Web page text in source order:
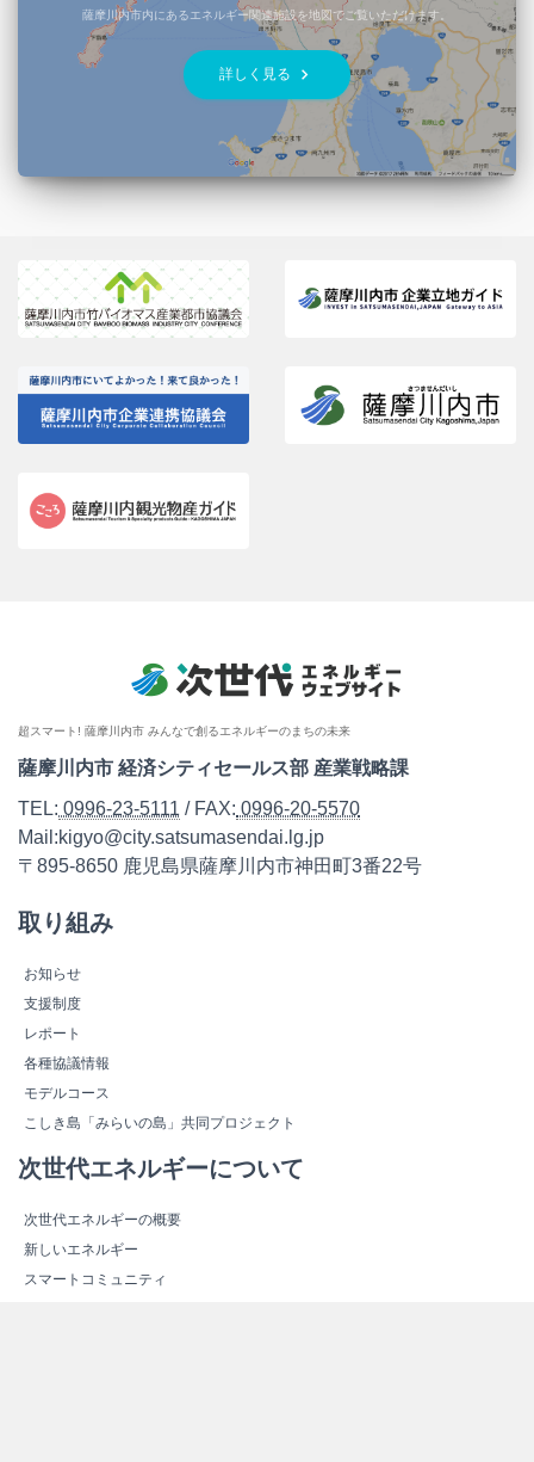
薩摩川内市内にあるエネルギー関連施設を地図でご覧いただけます。
詳しく見る keyboard_arrow_right
超スマート! 薩摩川内市 みんなで創るエネルギーのまちの未来
薩摩川内市 経済シティセールス部 産業戦略課
TEL: 0996-23-5111 / FAX: 0996-20-5570
Mail:kigyo@city.satsumasendai.lg.jp
〒895-8650 鹿児島県薩摩川内市神田町3番22号
取り組み
お知らせ
支援制度
レポート
各種協議情報
モデルコース
こしき島「みらいの島」共同プロジェクト
次世代エネルギーについて
次世代エネルギーの概要
新しいエネルギー
スマートコミュニティ